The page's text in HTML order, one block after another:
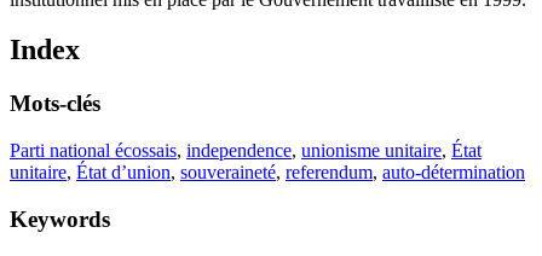
Index
Mots-clés
Parti national écossais, independence, unionisme unitaire, État
unitaire, État d’union, souveraineté, referendum, auto-détermination
Keywords